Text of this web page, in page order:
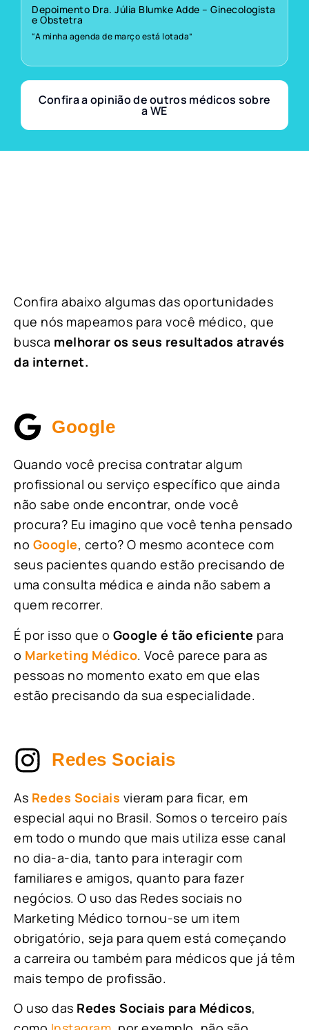
Depoimento Dra. Júlia Blumke Adde – Ginecologista
e Obstetra
“A minha agenda de março está lotada”
Confira a opinião de outros médicos sobre
a WE
Confira abaixo algumas das oportunidades
que nós mapeamos para você médico, que
busca melhorar os seus resultados através
da internet.
Google
Quando você precisa contratar algum
profissional ou serviço específico que ainda
não sabe onde encontrar, onde você
procura? Eu imagino que você tenha pensado
no Google, certo? O mesmo acontece com
seus pacientes quando estão precisando de
uma consulta médica e ainda não sabem a
quem recorrer.
É por isso que o Google é tão eficiente para
o Marketing Médico. Você parece para as
pessoas no momento exato em que elas
estão precisando da sua especialidade.
Redes Sociais
As Redes Sociais vieram para ficar, em
especial aqui no Brasil. Somos o terceiro país
em todo o mundo que mais utiliza esse canal
no dia-a-dia, tanto para interagir com
familiares e amigos, quanto para fazer
negócios. O uso das Redes sociais no
Marketing Médico tornou-se um item
obrigatório, seja para quem está começando
a carreira ou também para médicos que já têm
mais tempo de profissão.
O uso das Redes Sociais para Médicos,